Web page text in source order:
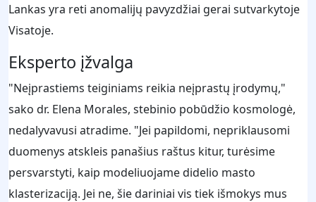
Lankas yra reti anomalijų pavyzdžiai gerai sutvarkytoje
Visatoje.
Eksperto įžvalga
"Neįprastiems teiginiams reikia neįprastų įrodymų,"
sako dr. Elena Morales, stebinio pobūdžio kosmologė,
nedalyvavusi atradime. "Jei papildomi, nepriklausomi
duomenys atskleis panašius raštus kitur, turėsime
persvarstyti, kaip modeliuojame didelio masto
klasterizaciją. Jei ne, šie dariniai vis tiek išmokys mus